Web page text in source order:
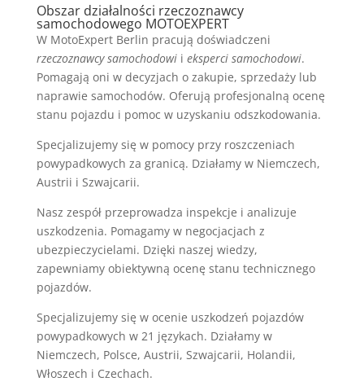
Obszar działalności rzeczoznawcy
samochodowego MOTOEXPERT
W MotoExpert Berlin pracują doświadczeni
rzeczoznawcy samochodowii eksperci samochodowi.
Pomagają oni w decyzjach o zakupie, sprzedaży lub
naprawie samochodów. Oferują profesjonalną ocenę
stanu pojazdu i pomoc w uzyskaniu odszkodowania.
Specjalizujemy się w pomocy przy roszczeniach
powypadkowych za granicą. Działamy w Niemczech,
Austrii i Szwajcarii.
Nasz zespół przeprowadza inspekcje i analizuje
uszkodzenia. Pomagamy w negocjacjach z
ubezpieczycielami. Dzięki naszej wiedzy,
zapewniamy obiektywną ocenę stanu technicznego
pojazdów.
Specjalizujemy się w ocenie uszkodzeń pojazdów
powypadkowych w 21 językach. Działamy w
Niemczech, Polsce, Austrii, Szwajcarii, Holandii,
Włoszech i Czechach.